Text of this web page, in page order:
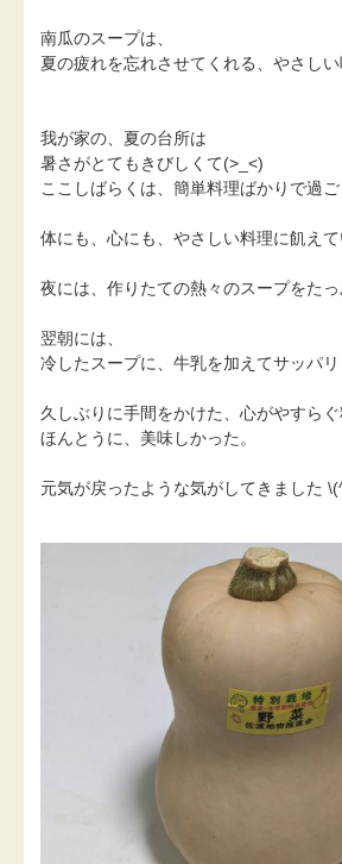
南瓜のスープは、
夏の疲れを忘れさせてくれる、やさしい
我が家の、夏の台所は
暑さがとてもきびしくて(>_<)
ここしばらくは、簡単料理ばかりで過ご
体にも、心にも、やさしい料理に飢えて
夜には、作りたての熱々のスープをたっ
翌朝には、
冷したスープに、牛乳を加えてサッパリ
久しぶりに手間をかけた、心がやすら
ほんとうに、美味しかった。
元気が戻ったような気がしてきました